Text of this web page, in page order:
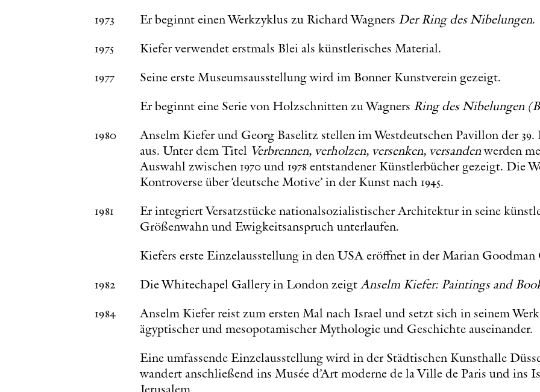
1973
Er beginnt einen Werkzyklus zu Richard Wagners Der Ring des Nibelungen.
1975
Kiefer verwendet erstmals Blei als künstlerisches Material.
1977
Seine erste Museumsausstellung wird im Bonner Kunstverein gezeigt.
Er beginnt eine Serie von Holzschnitten zu Wagners Ring des Nibelungen
1980
Anselm Kiefer und Georg Baselitz stellen im Westdeutschen Pavillon der 39.
aus. Unter dem Titel Verbrennen, verholzen, versenken, versandenwerden
Auswahl zwischen 1970 und 1978 entstandener Künstlerbücher gezeigt. Die
Kontroverse über ‘deutsche Motive’ in der Kunst nach 1945.
1981
Er integriert Versatzstücke nationalsozialistischer Architektur in seine
Größenwahn und Ewigkeitsanspruch unterlaufen.
Kiefers erste Einzelausstellung in den USA eröffnet in der Marian
1982
Die Whitechapel Gallery in London zeigtAnselm Kiefer: Paintings and
1984
Anselm Kiefer reist zum ersten Mal nach Israel und setzt sich in seinem
ägyptischer und mesopotamischer Mythologie und Geschichte auseinander.
Eine umfassende Einzelausstellung wird in der Städtischen Kunsthalle
wandert anschließend ins Musée d’Art moderne de la Ville de Paris und ins